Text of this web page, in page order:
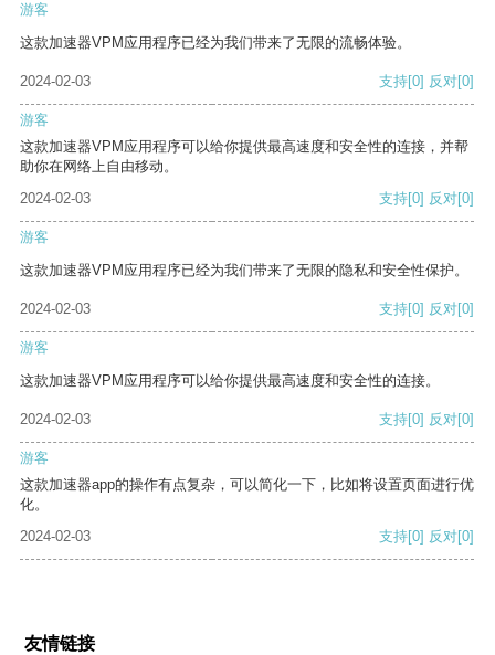
游客
这款加速器VPM应用程序已经为我们带来了无限的流畅体验。
2024-02-03 支持[0] 反对[0]
游客
这款加速器VPM应用程序可以给你提供最高速度和安全性的连接，并帮
助你在网络上自由移动。
2024-02-03
支持[0] 反对[0]
游客
这款加速器VPM应用程序已经为我们带来了无限的隐私和安全性保护。
2024-02-03 支持[0] 反对[0]
游客
这款加速器VPM应用程序可以给你提供最高速度和安全性的连接。
2024-02-03 支持[0] 反对[0]
游客
这款加速器app的操作有点复杂，可以简化一下，比如将设置页面进行优
化。
2024-02-03
支持[0] 反对[0]
友情链接